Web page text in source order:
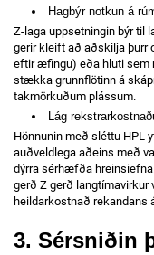
Hagbýr notkun á
Z-laga uppsetningin býr til
gerir kleift að aðskilja þurr
eftir æfingu) eða hluti sem
stækka grunnflötinn á
takmörkuðum plássum.
Lág
Hönnunin með sléttu HPL
auðveldlega aðeins með
dýrra sérhæfða
gerð Z gerð
heildarkostnað rekandans
3. Sérsniðin